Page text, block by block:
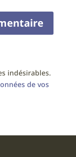
indésirables.
de vos